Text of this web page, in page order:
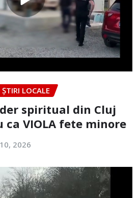
ȘTIRI LOCALE
spiritual din Cluj
VIOLA fete minore
2026